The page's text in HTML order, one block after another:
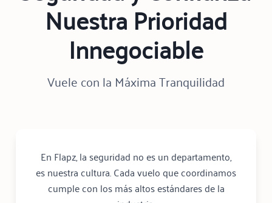
Nuestra Prioridad
Innegociable
Vuele con la Máxima Tranquilidad
En Flapz, la seguridad no es un departamento,
es nuestra cultura. Cada vuelo que coordinamos
cumple con los más altos estándares de la